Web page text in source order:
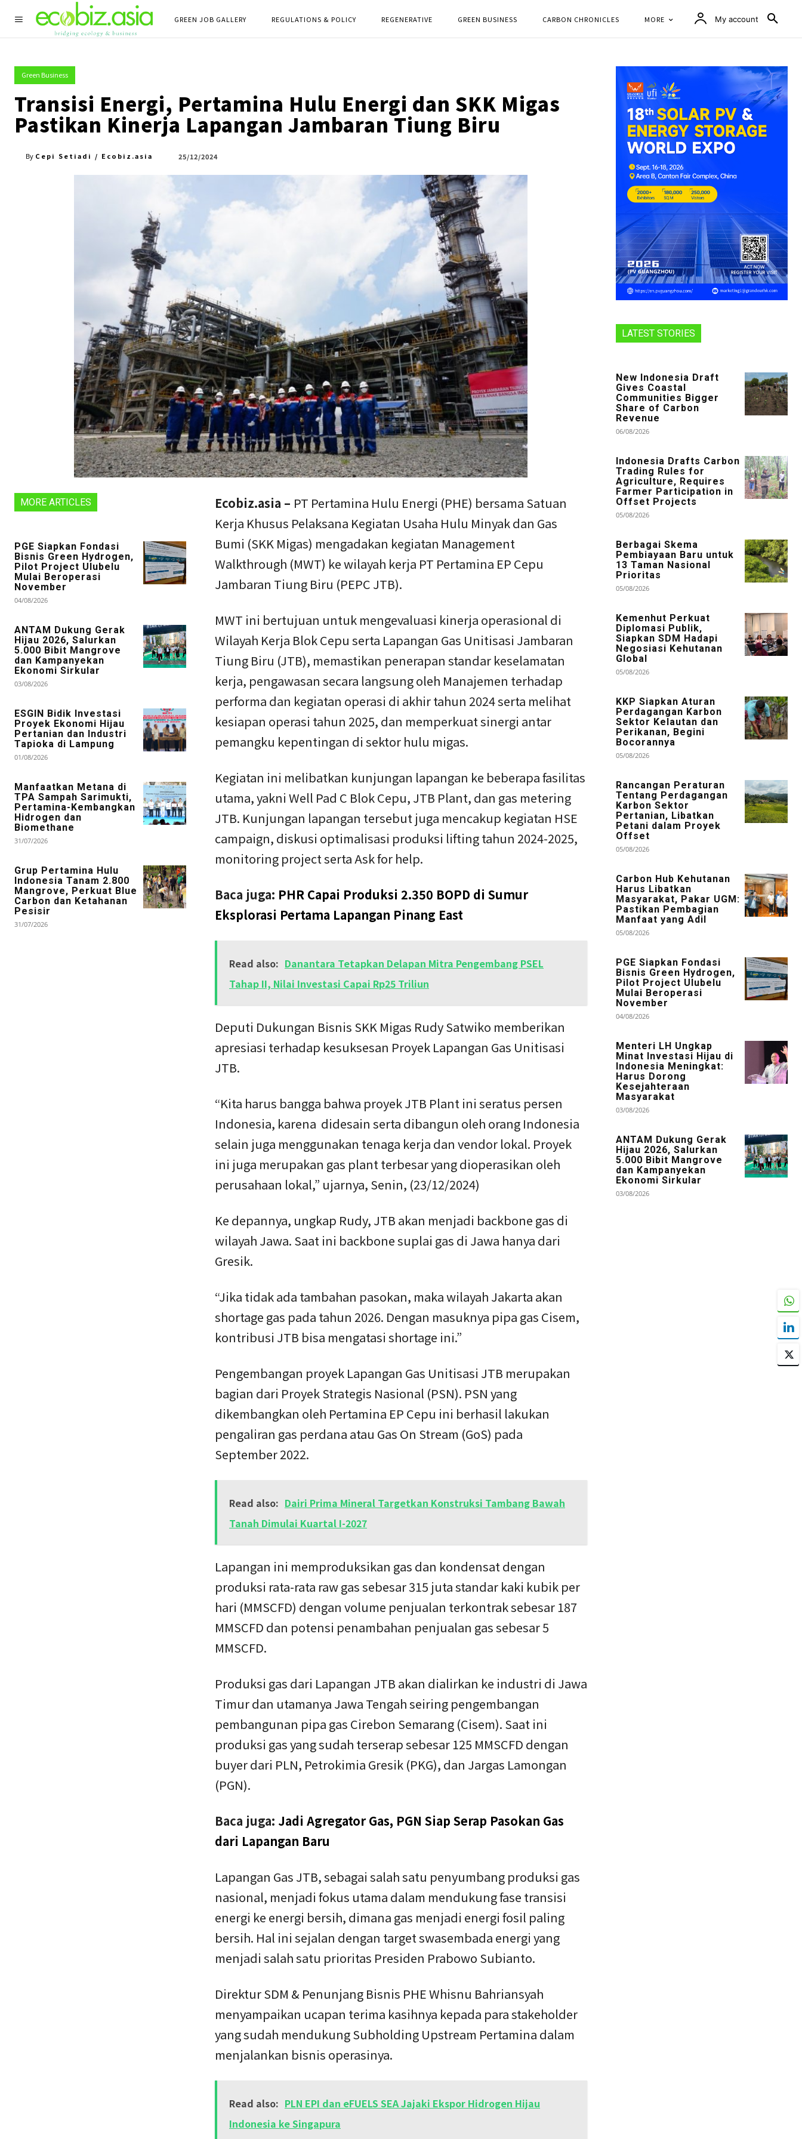
GREEN JOB GALLERY REGULATIONS & POLICY REGENERATIVE GREEN BUSINESS CARBON CHRONICLES MORE My account
Green Business
Transisi Energi, Pertamina Hulu Energi dan SKK Migas
Pastikan Kinerja Lapangan Jambaran Tiung Biru
By Cepi Setiadi / Ecobiz.asia 25/12/2024
MORE ARTICLES
PGE Siapkan Fondasi
Bisnis Green Hydrogen,
Pilot Project Ulubelu
Mulai Beroperasi
November
04/08/2026
ANTAM Dukung Gerak
Hijau 2026, Salurkan
5.000 Bibit Mangrove
dan Kampanyekan
Ekonomi Sirkular
03/08/2026
ESGIN Bidik Investasi
Proyek Ekonomi Hijau
Pertanian dan Industri
Tapioka di Lampung
01/08/2026
Manfaatkan Metana di
TPA Sampah Sarimukti,
Pertamina-Kembangkan
Hidrogen dan
Biomethane
31/07/2026
Grup Pertamina Hulu
Indonesia Tanam 2.800
Mangrove, Perkuat Blue
Carbon dan Ketahanan
Pesisir
31/07/2026
Ecobiz.asia – PT Pertamina Hulu Energi (PHE) bersama Satuan
Kerja Khusus Pelaksana Kegiatan Usaha Hulu Minyak dan Gas
Bumi (SKK Migas) mengadakan kegiatan Management
Walkthrough (MWT) ke wilayah kerja PT Pertamina EP Cepu
Jambaran Tiung Biru (PEPC JTB).
MWT ini bertujuan untuk mengevaluasi kinerja operasional di
Wilayah Kerja Blok Cepu serta Lapangan Gas Unitisasi Jambaran
Tiung Biru (JTB), memastikan penerapan standar keselamatan
kerja, pengawasan secara langsung oleh Manajemen terhadap
performa dan kegiatan operasi di akhir tahun 2024 serta melihat
kesiapan operasi tahun 2025, dan memperkuat sinergi antar
pemangku kepentingan di sektor hulu migas.
Kegiatan ini melibatkan kunjungan lapangan ke beberapa fasilitas
utama, yakni Well Pad C Blok Cepu, JTB Plant, dan gas metering
JTB. Kunjungan lapangan tersebut juga mencakup kegiatan HSE
campaign, diskusi optimalisasi produksi lifting tahun 2024-2025,
monitoring project serta Ask for help.
Baca juga: PHR Capai Produksi 2.350 BOPD di Sumur
Eksplorasi Pertama Lapangan Pinang East
Read also: Danantara Tetapkan Delapan Mitra Pengembang PSEL
Tahap II, Nilai Investasi Capai Rp25 Triliun
Deputi Dukungan Bisnis SKK Migas Rudy Satwiko memberikan
apresiasi terhadap kesuksesan Proyek Lapangan Gas Unitisasi
JTB.
“Kita harus bangga bahwa proyek JTB Plant ini seratus persen
Indonesia, karena didesain serta dibangun oleh orang Indonesia
selain juga menggunakan tenaga kerja dan vendor lokal. Proyek
ini juga merupakan gas plant terbesar yang dioperasikan oleh
perusahaan lokal,” ujarnya, Senin, (23/12/2024)
Ke depannya, ungkap Rudy, JTB akan menjadi backbone gas di
wilayah Jawa. Saat ini backbone suplai gas di Jawa hanya dari
Gresik.
“Jika tidak ada tambahan pasokan, maka wilayah Jakarta akan
shortage gas pada tahun 2026. Dengan masuknya pipa gas Cisem,
kontribusi JTB bisa mengatasi shortage ini.”
Pengembangan proyek Lapangan Gas Unitisasi JTB merupakan
bagian dari Proyek Strategis Nasional (PSN). PSN yang
dikembangkan oleh Pertamina EP Cepu ini berhasil lakukan
pengaliran gas perdana atau Gas On Stream (GoS) pada
September 2022.
Read also: Dairi Prima Mineral Targetkan Konstruksi Tambang Bawah
Tanah Dimulai Kuartal I-2027
Lapangan ini memproduksikan gas dan kondensat dengan
produksi rata-rata raw gas sebesar 315 juta standar kaki kubik per
hari (MMSCFD) dengan volume penjualan terkontrak sebesar 187
MMSCFD dan potensi penambahan penjualan gas sebesar 5
MMSCFD.
Produksi gas dari Lapangan JTB akan dialirkan ke industri di Jawa
Timur dan utamanya Jawa Tengah seiring pengembangan
pembangunan pipa gas Cirebon Semarang (Cisem). Saat ini
produksi gas yang sudah terserap sebesar 125 MMSCFD dengan
buyer dari PLN, Petrokimia Gresik (PKG), dan Jargas Lamongan
(PGN).
Baca juga: Jadi Agregator Gas, PGN Siap Serap Pasokan Gas
dari Lapangan Baru
Lapangan Gas JTB, sebagai salah satu penyumbang produksi gas
nasional, menjadi fokus utama dalam mendukung fase transisi
energi ke energi bersih, dimana gas menjadi energi fosil paling
bersih. Hal ini sejalan dengan target swasembada energi yang
menjadi salah satu prioritas Presiden Prabowo Subianto.
Direktur SDM & Penunjang Bisnis PHE Whisnu Bahriansyah
menyampaikan ucapan terima kasihnya kepada para stakeholder
yang sudah mendukung Subholding Upstream Pertamina dalam
menjalankan bisnis operasinya.
Read also: PLN EPI dan eFUELS SEA Jajaki Ekspor Hidrogen Hijau
Indonesia ke Singapura
LATEST STORIES
New Indonesia Draft
Gives Coastal
Communities Bigger
Share of Carbon
Revenue
06/08/2026
Indonesia Drafts Carbon
Trading Rules for
Agriculture, Requires
Farmer Participation in
Offset Projects
05/08/2026
Berbagai Skema
Pembiayaan Baru untuk
13 Taman Nasional
Prioritas
05/08/2026
Kemenhut Perkuat
Diplomasi Publik,
Siapkan SDM Hadapi
Negosiasi Kehutanan
Global
05/08/2026
KKP Siapkan Aturan
Perdagangan Karbon
Sektor Kelautan dan
Perikanan, Begini
Bocorannya
05/08/2026
Rancangan Peraturan
Tentang Perdagangan
Karbon Sektor
Pertanian, Libatkan
Petani dalam Proyek
Offset
05/08/2026
Carbon Hub Kehutanan
Harus Libatkan
Masyarakat, Pakar UGM:
Pastikan Pembagian
Manfaat yang Adil
05/08/2026
PGE Siapkan Fondasi
Bisnis Green Hydrogen,
Pilot Project Ulubelu
Mulai Beroperasi
November
04/08/2026
Menteri LH Ungkap
Minat Investasi Hijau di
Indonesia Meningkat:
Harus Dorong
Kesejahteraan
Masyarakat
03/08/2026
ANTAM Dukung Gerak
Hijau 2026, Salurkan
5.000 Bibit Mangrove
dan Kampanyekan
Ekonomi Sirkular
03/08/2026